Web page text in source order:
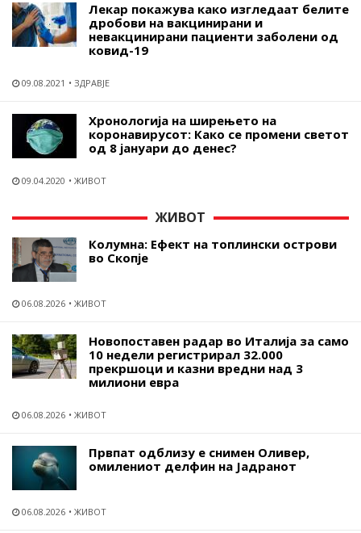
Лекар покажува како изгледаат белите
дробови на вакцинирани и
невакцинирани пациенти заболени од
ковид-19
09.08.2021 ЗДРАВЈЕ
Хронологија на ширењето на
коронавирусот: Како се промени светот
од 8 јануари до денес?
09.04.2020 ЖИВОТ
ЖИВОТ
Колумна: Ефект на топлински острови
во Скопје
06.08.2026 ЖИВОТ
Новопоставен радар во Италија за само
10 недели регистрирал 32.000
прекршоци и казни вредни над 3
милиони евра
06.08.2026 ЖИВОТ
Првпат одблизу е снимен Оливер,
омилениот делфин на Јадранот
06.08.2026 ЖИВОТ